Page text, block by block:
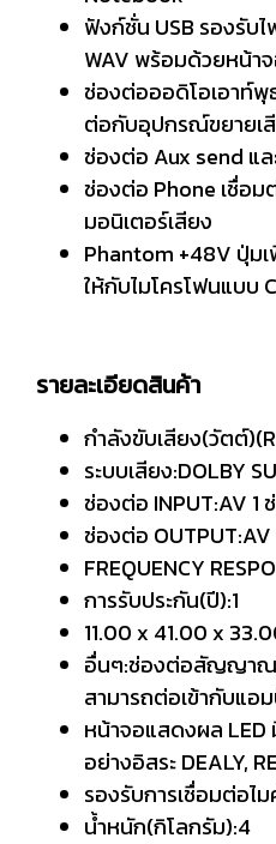
ฟังก์ชั่น USB รองรับไ
WAV พร้อมด้วยหน้า
ช่องต่อออดิโอเอาท์พุ
ต่อกับอุปกรณ์ขยายเ
ช่องต่อ Aux send แ
ช่องต่อ Phone เชื่อม
มอนิเตอร์เสียง
Phantom +48V ปุ่ม
ให้กับไมโครโฟนแบบ
รายละเอียดสินค้า
กำลังขับเสียง(วัตต์
ระบบเสียง:DOLBY
ช่องต่อ INPUT:AV 1
ช่องต่อ OUTPUT:AV
FREQUENCY
การรับประกัน(ปี):1
11.00 x 41.00 x
อื่นๆ:ช่องต่อสัญญาณ
สามารถต่อเข้ากับแอ
หน้าจอแสดงผล LED
อย่างอิสระ DEALY,
รองรับการเชื่อมต่อไ
น้ำหนัก(กิโลกรัม):4